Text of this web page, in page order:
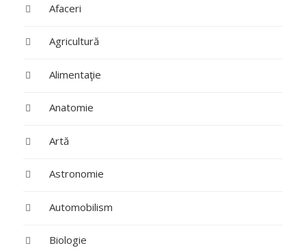
Afaceri
Agricultură
Alimentaţie
Anatomie
Artă
Astronomie
Automobilism
Biologie